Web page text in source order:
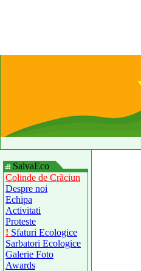
SalvaEco
Colinde de Crăciun
Despre noi
Echipa
Activitati
Proteste
! Sfaturi Ecologice
Sarbatori Ecologice
Galerie Foto
Awards